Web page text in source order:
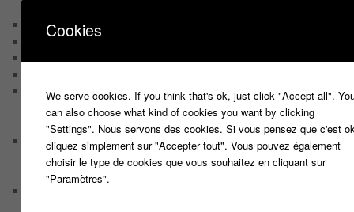
Chaine Youtube
Contact
Le trombinoscope des Joueurs
Géraldine multirécidiviste des émissions TV
Serge le candidat qui a peur du noir.
Les coulisses des jeux
Les caméras d’un jeu plateau
Un plateau de jeu télévisé coûte cher, mais pourquoi ?
Cookies
We serve cookies. If you think that's ok, just click "Accept all".
can also choose what kind of cookies you want by clicking
"Settings". Nous servons des cookies. Si vous pensez que c'est
cliquez simplement sur "Accepter tout". Vous pouvez également
choisir le type de cookies que vous souhaitez en cliquant sur
"Paramètres".